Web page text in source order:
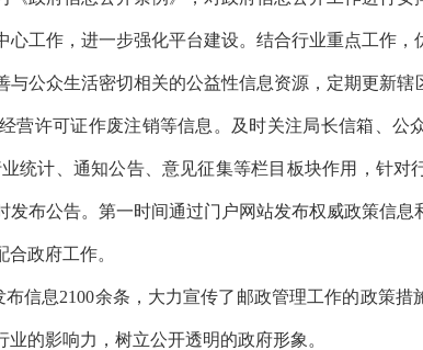
心工作，进一步强化平台建设。结合行业重点工作，
与公众生活密切相关的公益性信息资源，定期更新
经营许可证作废注销等信息。及时关注局长信箱、公
统计、通知公告、意见征集等栏目板块作用，针对
发布公告。 第一时间通过门户网站发布权威政策信息
合政府工作。
布信息2100余条 ， 大力宣传了邮政管理工作的政策措
的影响力，树立公开透明的政府形象。